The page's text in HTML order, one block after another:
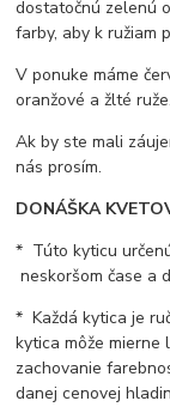
dostatočnú zelenú
farby, aby k ružiam
V ponuke máme
oranžové a žlté ruže.
Ak by ste mali
nás prosím.
DONÁŠKA
* Túto kyticu
neskoršom čase a
* Každá kytica je
kytica môže mierne
zachovanie
danej cenovej